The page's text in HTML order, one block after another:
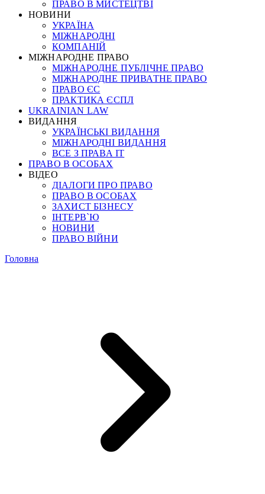
ПРАВО В МИСТЕЦТВІ
НОВИНИ
УКРАЇНА
МІЖНАРОДНІ
КОМПАНІЙ
МІЖНАРОДНЕ ПРАВО
МІЖНАРОДНЕ ПУБЛІЧНЕ ПРАВО
МІЖНАРОДНЕ ПРИВАТНЕ ПРАВО
ПРАВО ЄС
ПРАКТИКА ЄСПЛ
UKRAINIAN LAW
ВИДАННЯ
УКРАЇНСЬКІ ВИДАННЯ
МІЖНАРОДНІ ВИДАННЯ
ВСЕ З ПРАВА ІТ
ПРАВО В ОСОБАХ
ВІДЕО
ДІАЛОГИ ПРО ПРАВО
ПРАВО В ОСОБАХ
ЗАХИСТ БІЗНЕСУ
ІНТЕРВ`Ю
НОВИНИ
ПРАВО ВІЙНИ
Головна